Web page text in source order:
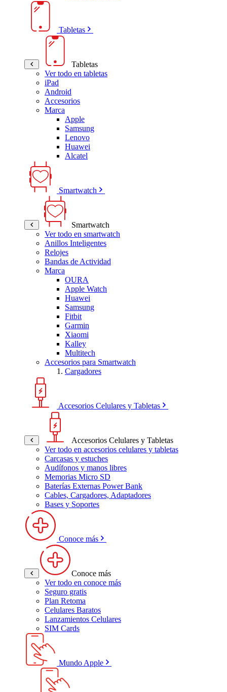
Tabletas
Tabletas
Ver todo en tabletas
iPad
Android
Accesorios
Marca
Apple
Samsung
Lenovo
Huawei
Alcatel
Smartwatch
Smartwatch
Ver todo en smartwatch
Anillos Inteligentes
Relojes
Bandas de Actividad
Marca
OURA
Apple Watch
Huawei
Samsung
Fitbit
Garmin
Xiaomi
Kalley
Multitech
Accesorios para Smartwatch
Cargadores
Accesorios Celulares y Tabletas
Accesorios Celulares y Tabletas
Ver todo en accesorios celulares y tabletas
Carcasas y estuches
Audífonos y manos libres
Memorias Micro SD
Baterías Externas Power Bank
Cables, Cargadores, Adaptadores
Bases y Soportes
Conoce más
Conoce más
Ver todo en conoce más
Seguro gratis
Plan Retoma
Celulares Baratos
Lanzamientos Celulares
SIM Cards
Mundo Apple